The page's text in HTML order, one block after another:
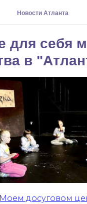
Новости Атланта
для себя
в
Моем досуговом